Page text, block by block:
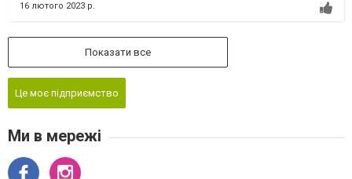
16 лютого 2023 р.
Показати все
Це моє підприємство
Ми в мережі